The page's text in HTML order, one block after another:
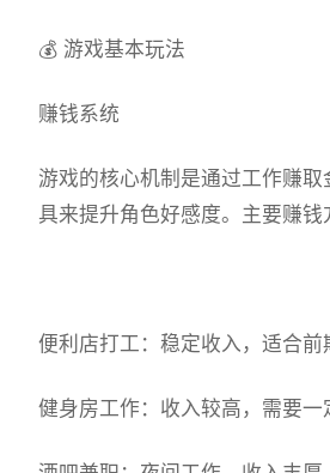
💰 游戏基本玩法
赚钱系统
游戏的核心机制是通过工作赚
具来提升角色好感度。主要赚钱
便利店打工：稳定收入，适合前
健身房工作：收入较高，需要一